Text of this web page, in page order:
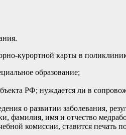
курортной карты в
образование;
РФ; нуждается ли в
о развитии заболевания,
фамилия, имя и отчество
комиссии, ставится печать